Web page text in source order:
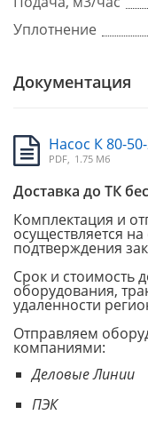
Уплотнение
Документация
Насос К 80-
PDF, 1.75 Мб
Доставка до ТК
Комплектация и
осуществляется
подтверждения
Срок и стоимость
оборудования,
удаленности
Отправляем
компаниями:
Деловые Линии
ПЭК